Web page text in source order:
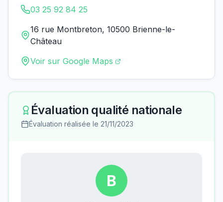
03 25 92 84 25
16 rue Montbreton, 10500 Brienne-le-
Château
Voir sur Google Maps
Évaluation qualité nationale
Évaluation réalisée le 21/11/2023
B